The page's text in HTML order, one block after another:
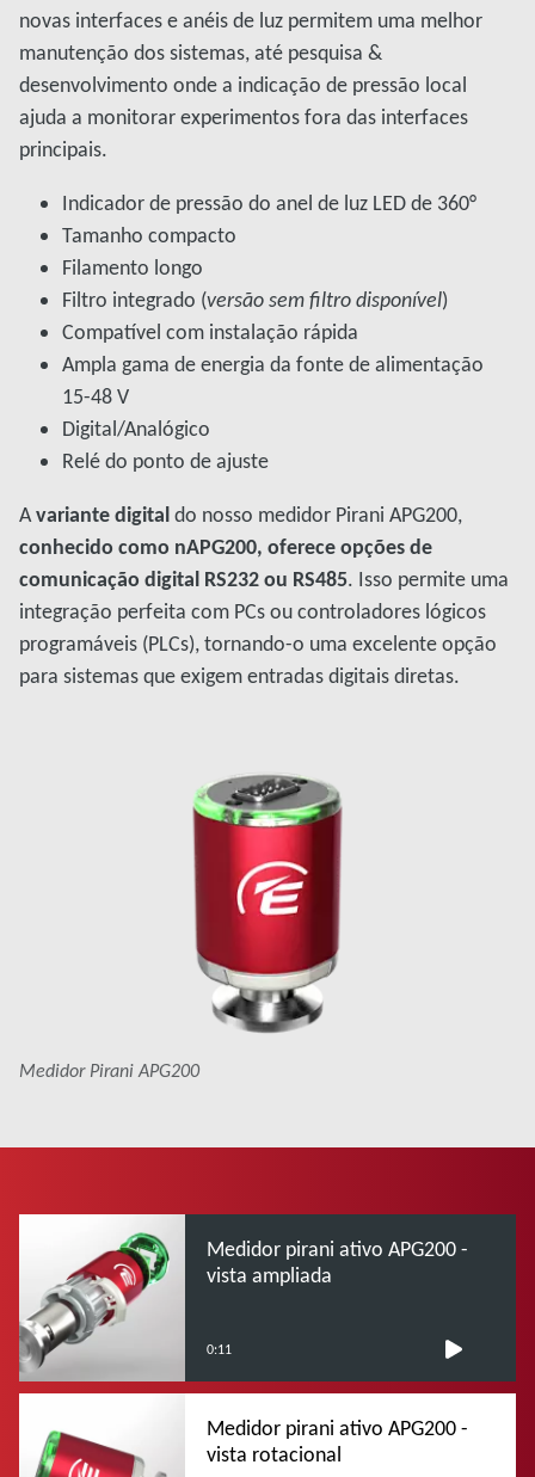
novas interfaces e anéis de luz permitem uma melhor
manutenção dos sistemas, até pesquisa &
desenvolvimento onde a indicação de pressão local
ajuda a monitorar experimentos fora das interfaces
principais.
Indicador de pressão do anel de luz LED de 360°
Tamanho compacto
Filamento longo
Filtro integrado (versão sem filtro disponível)
Compatível com instalação rápida
Ampla gama de energia da fonte de alimentação
15-48 V
Digital/Analógico
Relé do ponto de ajuste
Avariante digitaldo nosso medidor Pirani APG200,
conhecido como nAPG200, oferece opções de
comunicação digital RS232 ou RS485. Isso permite uma
integração perfeita com PCs ou controladores lógicos
programáveis (PLCs), tornando-o uma excelente opção
para sistemas que exigem entradas digitais diretas.
Medidor Pirani APG200
Medidor pirani ativo APG200 -
vista ampliada
0:11
Medidor pirani ativo APG200 -
vista rotacional